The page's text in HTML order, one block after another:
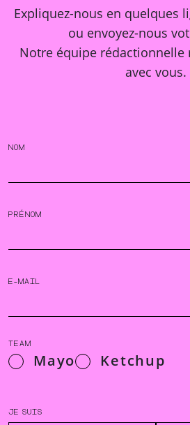
Expliquez-nous en quelques
ou envoyez-nous
Notre équipe rédactionnelle
avec vous.
NOM
PRÉNOM
E-MAIL
TEAM
Mayo Ketchup
JE SUIS